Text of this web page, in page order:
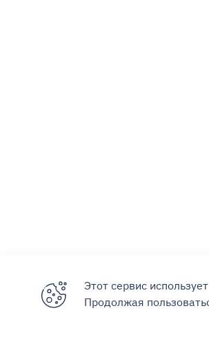
Этот сервис
Продолжая